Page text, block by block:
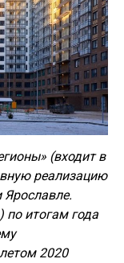
(входит в
реализацию
Ярославле.
итогам года
2020